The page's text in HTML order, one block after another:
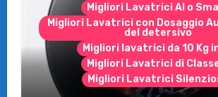
Migliori Lavatrici AI o
Migliori Lavatrici con Dosaggio
del detersivo
Migliori lavatrici da 10 Kg
Migliori Lavatrici di
Migliori Lavatrici